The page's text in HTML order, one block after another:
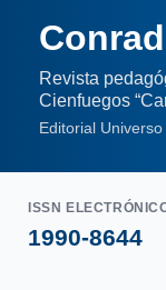
Revista
Cienfuegos
Editorial
ISSN
1990-8644